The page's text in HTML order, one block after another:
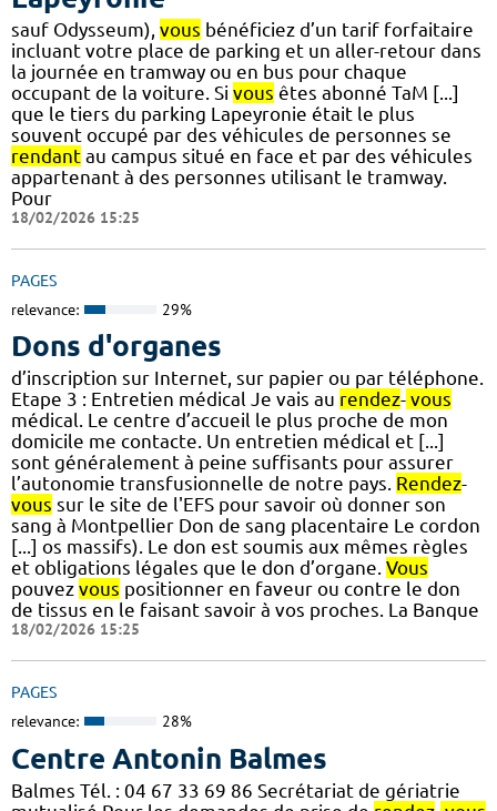
sauf Odysseum), vous bénéficiez d’un tarif forfaitaire
incluant votre place de parking et un aller-retour dans
la journée en tramway ou en bus pour chaque
occupant de la voiture. Si vous êtes abonné TaM [...]
que le tiers du parking Lapeyronie était le plus
souvent occupé par des véhicules de personnes se
rendant au campus situé en face et par des véhicules
appartenant à des personnes utilisant le tramway.
Pour
18/02/2026 15:25
PAGES
relevance: 29%
Dons d'organes
d’inscription sur Internet, sur papier ou par téléphone.
Etape 3 : Entretien médical Je vais au rendez- vous
médical. Le centre d’accueil le plus proche de mon
domicile me contacte. Un entretien médical et [...]
sont généralement à peine suffisants pour assurer
l’autonomie transfusionnelle de notre pays. Rendez-
vous sur le site de l'EFS pour savoir où donner son
sang à Montpellier Don de sang placentaire Le cordon
[...] os massifs). Le don est soumis aux mêmes règles
et obligations légales que le don d’organe. Vous
pouvez vous positionner en faveur ou contre le don
de tissus en le faisant savoir à vos proches. La Banque
18/02/2026 15:25
PAGES
relevance: 28%
Centre Antonin Balmes
Balmes Tél. : 04 67 33 69 86 Secrétariat de gériatrie